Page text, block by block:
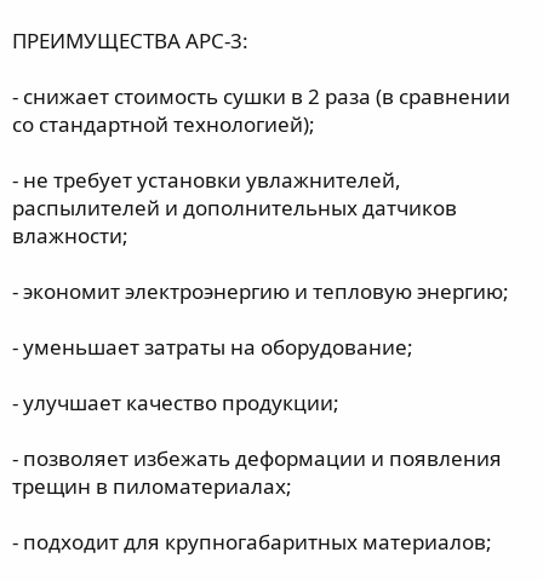
ПРЕИМУЩЕСТВА АРС-3:
- снижает стоимость сушки в 2 раза (в сравнении
со стандартной технологией);
- не требует установки увлажнителей,
распылителей и дополнительных датчиков
влажности;
- экономит электроэнергию и тепловую энергию;
- уменьшает затраты на оборудование;
- улучшает качество продукции;
- позволяет избежать деформации и появления
трещин в пиломатериалах;
- подходит для крупногабаритных материалов;